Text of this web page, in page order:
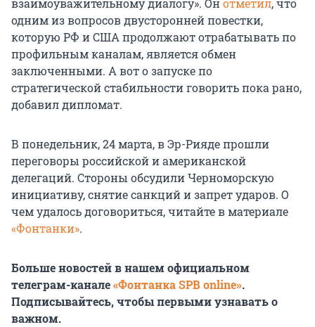
взаимоуважительному диалогу». Онотметил, что
одним из вопросов двусторонней повестки,
которую РФ и США продолжают отрабатывать по
профильным каналам, является обмен
заключенными. А вот о запуске по
стратегической стабильности говорить пока рано,
добавил дипломат.
В понедельник, 24 марта, в Эр-Рияде прошли
переговоры российской и американской
делегаций. Стороны обсудили Черноморскую
инициативу, снятие санкций и запрет ударов. О
чем удалось договориться, читайте в материале
«Фонтанки».
Больше новостей в нашем официальном
телеграм-канале«Фонтанка SPB online».
Подписывайтесь, чтобы первыми узнавать о
важном.